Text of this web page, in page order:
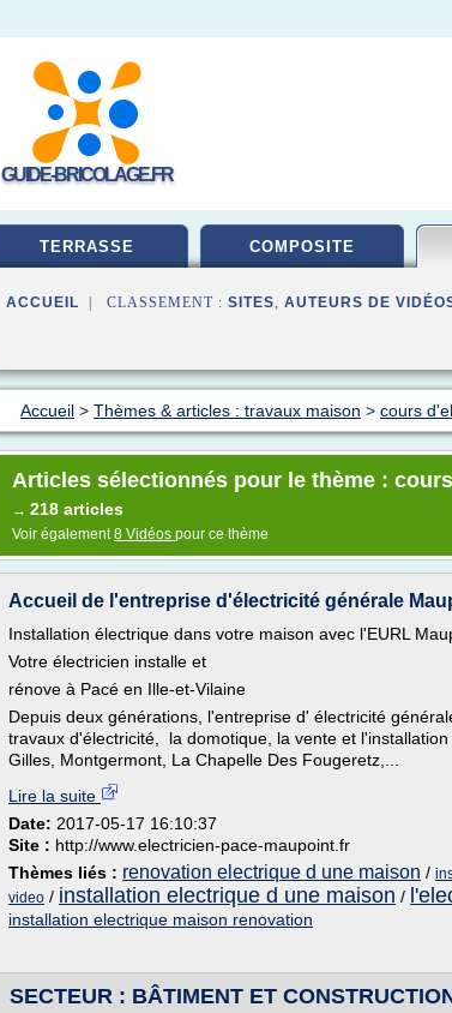
GUIDE-BRICOLAGE.FR
TERRASSE COMPOSITE
ACCUEIL | CLASSEMENT : SITES, AUTEURS DE
Accueil > Thèmes & articles : travaux maison > cours
Articles sélectionnés pour le thème :
→ 218 articles
Voir également8 Vidéos pour ce thème
Accueil de l'entreprise d'électricité générale
Installation électrique dans votre maison avec l'EURL
Votre électricien installe et
rénove à Pacé en Ille-et-Vilaine
Depuis deux générations, l'entreprise d' électricité
travaux d'électricité, la domotique, la vente et
Gilles, Montgermont, La Chapelle Des Fougeretz,...
Lire la suite
Date: 2017-05-17 16:10:37
Site : http://www.electricien-pace-maupoint.fr
Thèmes liés : renovation electrique d une maison /
video / installation electrique d une maison /
installation electrique maison renovation
SECTEUR : BÂTIMENT ET